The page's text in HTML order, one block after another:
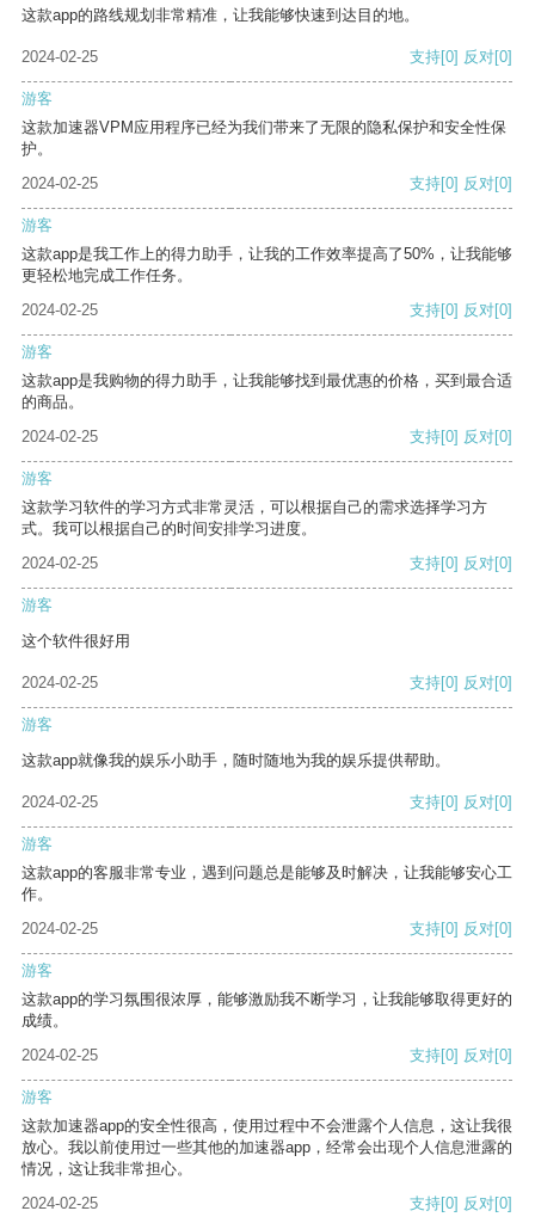
这款app的路线规划非常精准，让我能够快速到达目的地。
2024-02-25 支持[0] 反对[0]
游客
这款加速器VPM应用程序已经为我们带来了无限的隐私保护和安全性保
护。
2024-02-25
支持[0] 反对[0]
游客
这款app是我工作上的得力助手，让我的工作效率提高了50%，让我能够
更轻松地完成工作任务。
2024-02-25
支持[0] 反对[0]
游客
这款app是我购物的得力助手，让我能够找到最优惠的价格，买到最合适
的商品。
2024-02-25
支持[0] 反对[0]
游客
这款学习软件的学习方式非常灵活，可以根据自己的需求选择学习方
式。我可以根据自己的时间安排学习进度。
2024-02-25
支持[0] 反对[0]
游客
这个软件很好用
2024-02-25 支持[0] 反对[0]
游客
这款app就像我的娱乐小助手，随时随地为我的娱乐提供帮助。
2024-02-25 支持[0] 反对[0]
游客
这款app的客服非常专业，遇到问题总是能够及时解决，让我能够安心工
作。
2024-02-25
支持[0] 反对[0]
游客
这款app的学习氛围很浓厚，能够激励我不断学习，让我能够取得更好的
成绩。
2024-02-25
支持[0] 反对[0]
游客
这款加速器app的安全性很高，使用过程中不会泄露个人信息，这让我很
放心。我以前使用过一些其他的加速器app，经常会出现个人信息泄露的
情况，这让我非常担心。
2024-02-25
支持[0] 反对[0]